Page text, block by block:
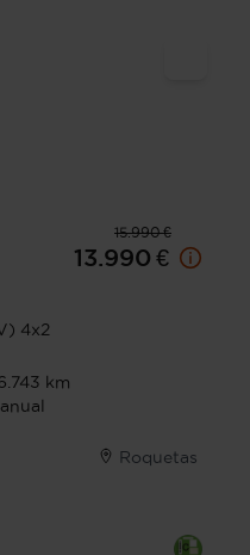
15.990 €
13.990 €
4x2
km
Roquetas